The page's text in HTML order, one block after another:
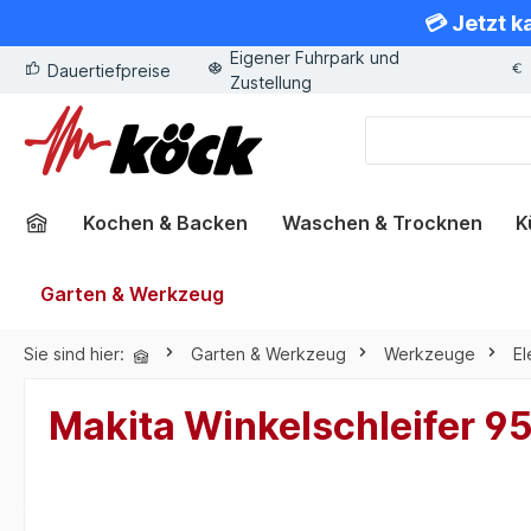
💳 Jetzt
Dauertiefpreise
Eigener Fuhrpark und
Zustellung
Kochen & Backen Waschen & Trocknen
Garten & Werkzeug
Sie sind hier: Garten & Werkzeug Werkzeuge
Makita Winkelschleifer